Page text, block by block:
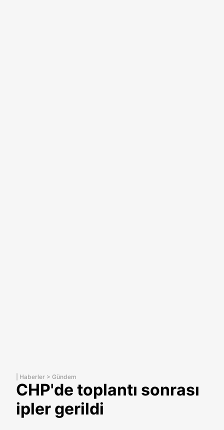
Haberler > Gündem
CHP'de toplantı sonrası
ipler gerildi